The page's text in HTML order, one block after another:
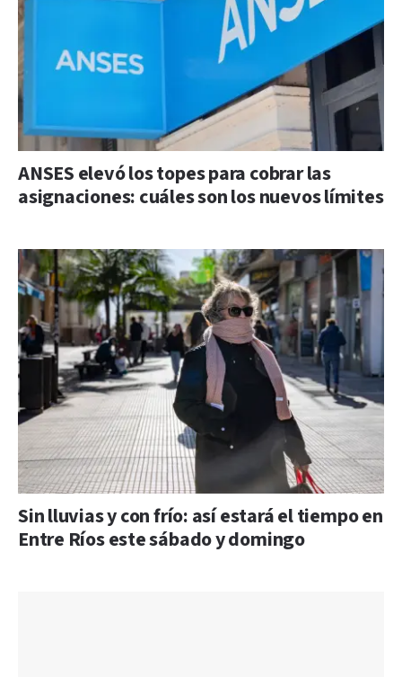
ANSES elevó los topes para cobrar las
asignaciones: cuáles son los nuevos límites
Sin lluvias y con frío: así estará el tiempo en
Entre Ríos este sábado y domingo